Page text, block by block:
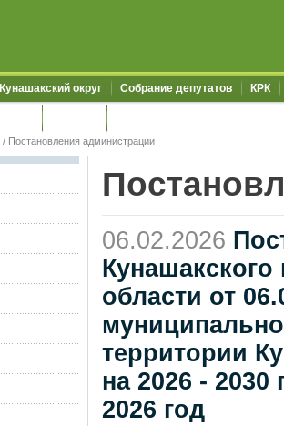
Кунашакский округ Собрание депутатов КРК
/ Постановления администрации
06.02.2026
области от
территории
на 2026 - 2030
2026 год